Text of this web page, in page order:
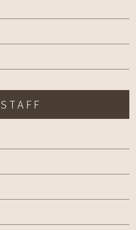
STAFF